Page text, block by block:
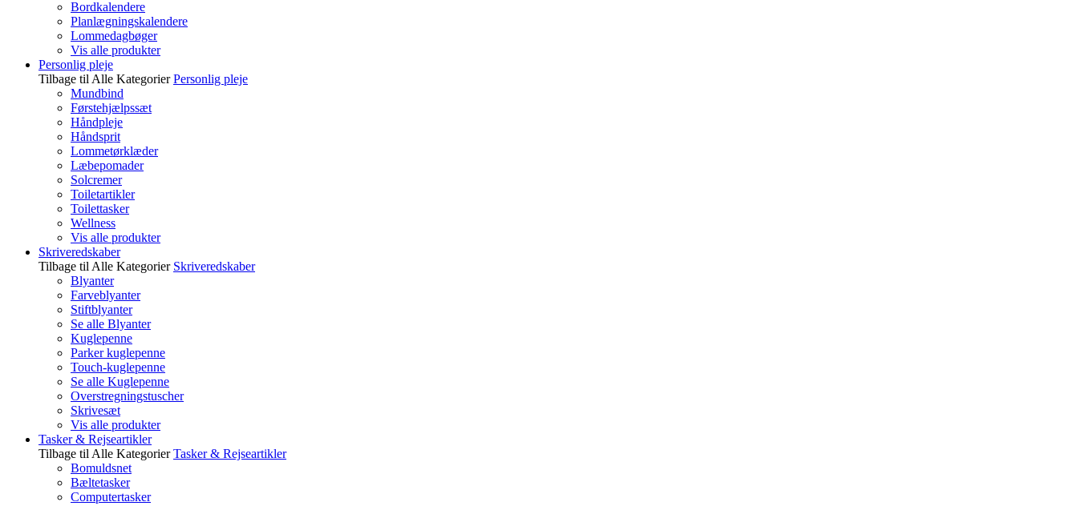
Bordkalendere
Planlægningskalendere
Lommedagbøger
Vis alle produkter
Personlig pleje
Tilbage til Alle Kategorier Personlig pleje
Mundbind
Førstehjælpssæt
Håndpleje
Håndsprit
Lommetørklæder
Læbepomader
Solcremer
Toiletartikler
Toilettasker
Wellness
Vis alle produkter
Skriveredskaber
Tilbage til Alle Kategorier Skriveredskaber
Blyanter
Farveblyanter
Stiftblyanter
Se alle Blyanter
Kuglepenne
Parker kuglepenne
Touch-kuglepenne
Se alle Kuglepenne
Overstregningstuscher
Skrivesæt
Vis alle produkter
Tasker & Rejseartikler
Tilbage til Alle Kategorier Tasker & Rejseartikler
Bomuldsnet
Bæltetasker
Computertasker